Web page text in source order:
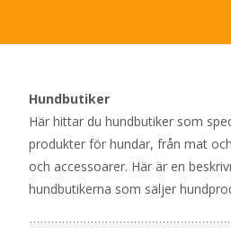
Hundbutiker
Här hittar du hundbutiker som
produkter för hundar, från mat
och accessoarer. Här är en
hundbutikerna som säljer